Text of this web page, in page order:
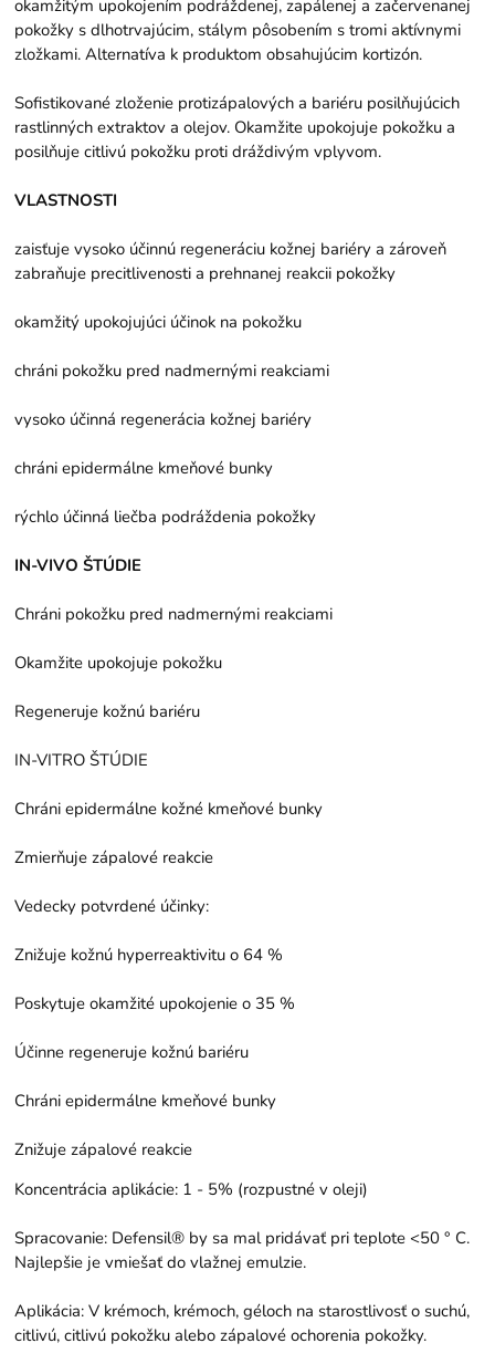
okamžitým upokojením podráždenej, zapálenej a začervenanej
pokožky s dlhotrvajúcim, stálym pôsobením s tromi aktívnymi
zložkami. Alternatíva k produktom obsahujúcim kortizón.
Sofistikované zloženie protizápalových a bariéru posilňujúcich
rastlinných extraktov a olejov. Okamžite upokojuje pokožku a
posilňuje citlivú pokožku proti dráždivým vplyvom.
VLASTNOSTI
zaisťuje vysoko účinnú regeneráciu kožnej bariéry a zároveň
zabraňuje precitlivenosti a prehnanej reakcii pokožky
okamžitý upokojujúci účinok na pokožku
chráni pokožku pred nadmernými reakciami
vysoko účinná regenerácia kožnej bariéry
chráni epidermálne kmeňové bunky
rýchlo účinná liečba podráždenia pokožky
IN-VIVO ŠTÚDIE
Chráni pokožku pred nadmernými reakciami
Okamžite upokojuje pokožku
Regeneruje kožnú bariéru
IN-VITRO ŠTÚDIE
Chráni epidermálne kožné kmeňové bunky
Zmierňuje zápalové reakcie
Vedecky potvrdené účinky:
Znižuje kožnú hyperreaktivitu o 64 %
Poskytuje okamžité upokojenie o 35 %
Účinne regeneruje kožnú bariéru
Chráni epidermálne kmeňové bunky
Znižuje zápalové reakcie
Koncentrácia aplikácie: 1 - 5% (rozpustné v oleji)
Spracovanie: Defensil® by sa mal pridávať pri teplote <50 ° C.
Najlepšie je vmiešať do vlažnej emulzie.
Aplikácia: V krémoch, krémoch, géloch na starostlivosť o suchú,
citlivú, citlivú pokožku alebo zápalové ochorenia pokožky.